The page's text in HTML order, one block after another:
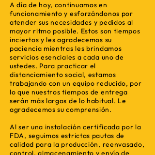
A día de hoy, continuamos en
funcionamiento y esforzándonos por
atender sus necesidades y pedidos al
mayor ritmo posible. Estos son tiempos
inciertos y les agradecemos su
paciencia mientras les brindamos
servicios esenciales a cada uno de
ustedes. Para practicar el
distanciamiento social, estamos
trabajando con un equipo reducido, por
lo que nuestros tiempos de entrega
serán más largos de lo habitual. Le
agradecemos su comprensión.
Al ser una instalación certificada por la
FDA, seguimos estrictas pautas de
calidad para la producción, reenvasado,
control, almacenamiento y envío de